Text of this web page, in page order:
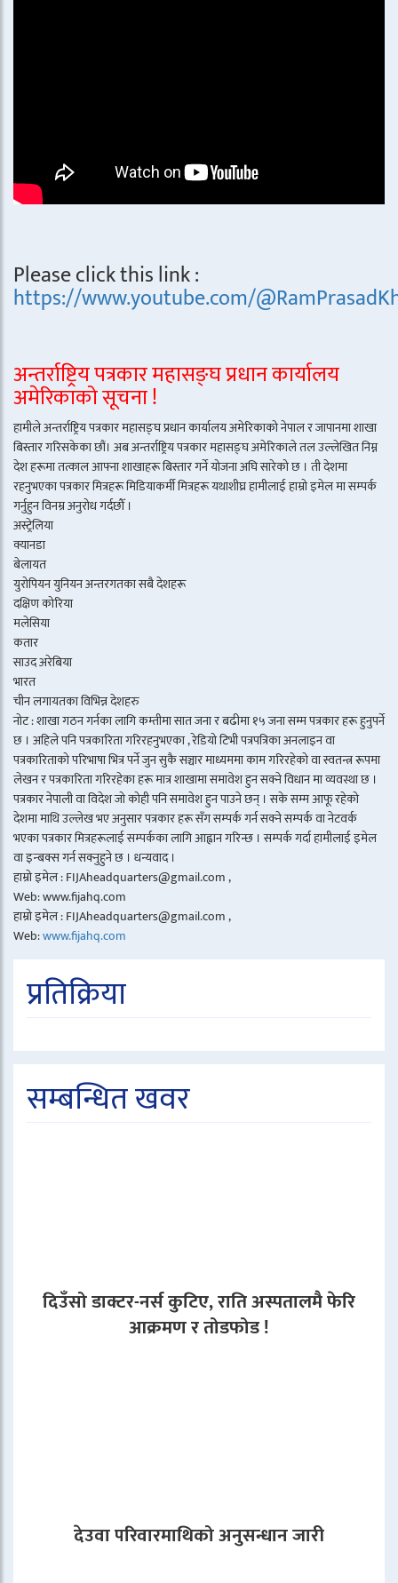
Please click this link :
https://www.youtube.com/
अन्तर्राष्ट्रिय पत्रकार महासङ्घ प्रधान कार्यालय
अमेरिकाको सूचना !
हामीले अन्तर्राष्ट्रिय पत्रकार महासङ्घ प्रधान कार्यालय अमेरिकाको नेपाल र जापानमा शाखा
बिस्तार गरिसकेका छौं। अब अन्तर्राष्ट्रिय पत्रकार महासङ्घ अमेरिकाले तल उल्लेखित निम्न
देश हरूमा तत्काल आफ्ना शाखाहरू बिस्तार गर्ने योजना अघि सारेको छ । ती देशमा
रहनुभएका पत्रकार मित्रहरू मिडियाकर्मी मित्रहरू यथाशीघ्र हामीलाई हाम्रो इमेल मा सम्पर्क
गर्नुहुन विनम्र अनुरोध गर्दछौँ ।
अस्ट्रेलिया
क्यानडा
बेलायत
युरोपियन युनियन अन्तरगतका सबै देशहरू
दक्षिण कोरिया
मलेसिया
कतार
साउद अरेबिया
भारत
चीन लगायतका विभिन्न देशहरु
नोट : शाखा गठन गर्नका लागि कम्तीमा सात जना र बढीमा १५ जना सम्म पत्रकार हरू हुनुपर्ने
छ । अहिले पनि पत्रकारिता गरिरहनुभएका , रेडियो टिभी पत्रपत्रिका अनलाइन वा
पत्रकारिताको परिभाषा भित्र पर्ने जुन सुकै सञ्चार माध्यममा काम गरिरहेको वा स्वतन्त्र रूपमा
लेखन र पत्रकारिता गरिरहेका हरू मात्र शाखामा समावेश हुन सक्ने विधान मा व्यवस्था छ ।
पत्रकार नेपाली वा विदेश जो कोही पनि समावेश हुन पाउने छन् । सके सम्म आफू रहेको
देशमा माथि उल्लेख भए अनुसार पत्रकार हरू सँग सम्पर्क गर्न सक्ने सम्पर्क वा नेटवर्क
भएका पत्रकार मित्रहरूलाई सम्पर्कका लागि आह्वान गरिन्छ । सम्पर्क गर्दा हामीलाई इमेल
वा इन्बक्स गर्न सक्नुहुने छ । धन्यवाद ।
हाम्रो इमेल : FIJAheadquarters@gmail.com ,
Web: www.fijahq.com
हाम्रो इमेल : FIJAheadquarters@gmail.com ,
Web:www.fijahq.com
प्रतिक्रिया
सम्बन्धित खवर
दिउँसो डाक्टर-नर्स कुटिए, राति अस्पतालमै फेरि
आक्रमण र तोडफोड !
देउवा परिवारमाथिको अनुसन्धान जारी